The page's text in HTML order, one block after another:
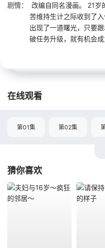
剧情：
改编自同名漫画。 21岁
苦维持生计之际收到了
出现了一道曙光，只要
破任务升级，就有机会成
在线观看
第01集 第02集
猜你喜欢